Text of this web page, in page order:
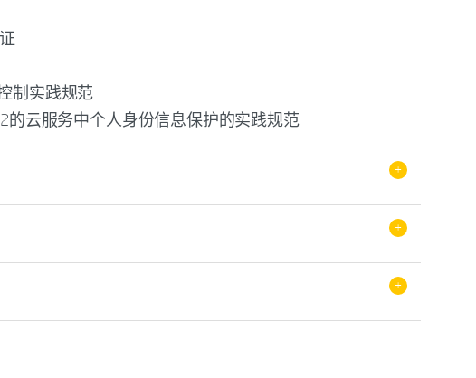
制实践规范
的云服务中个人身份信息保护的实践规范
+
+
+